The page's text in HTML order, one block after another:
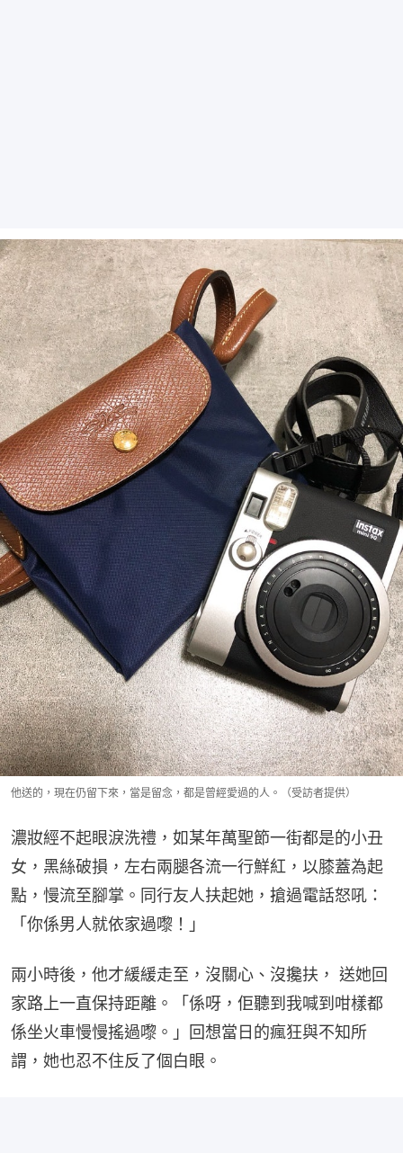
他送的，現在仍留下來，當是留念，都是曾經愛過的人。（受訪者提供）
濃妝經不起眼淚洗禮，如某年萬聖節一街都是的小丑
女，黑絲破損，左右兩腿各流一行鮮紅，以膝蓋為起
點，慢流至腳掌。同行友人扶起她，搶過電話怒吼：
「你係男人就依家過嚟！」
兩小時後，他才緩緩走至，沒關心、沒攙扶， 送她回
家路上一直保持距離。「係呀，佢聽到我喊到咁樣都
係坐火車慢慢搖過嚟。」回想當日的瘋狂與不知所
謂，她也忍不住反了個白眼。